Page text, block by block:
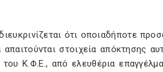
ότι οποιαδήποτε
στοιχεία απόκτησης
Κ.Φ.Ε., από ελευθέρια